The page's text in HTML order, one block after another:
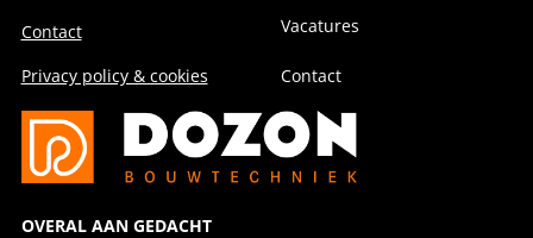
Contact
Privacy policy & cookies
OVERAL AAN GEDACHT
Vacatures
Contact